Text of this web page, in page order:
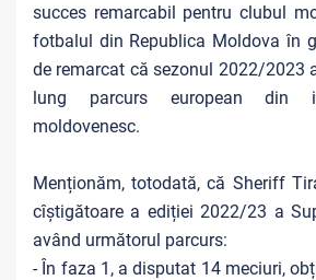
succes remarcabil pentru clubul
fotbalul din Republica Moldova în
de remarcat că sezonul 2022/2023
lung parcurs european din
moldovenesc.
Menționăm, totodată, că Sheriff
cîștigătoare a ediției 2022/23 a
având următorul parcurs:
- În faza 1, a disputat 14 meciuri,